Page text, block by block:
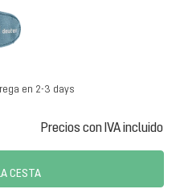
en 2-3 days
Precios con IVA incluido
CESTA